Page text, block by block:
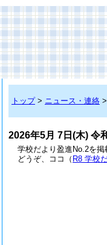
トップ> ニュース・連絡 >
2026年5月 7日(木) 令
学校だより盈進No.2を掲
どうぞ、ココ（ R8 学校